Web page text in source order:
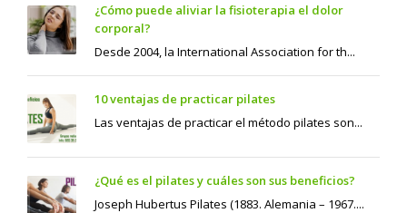
¿Cómo puede aliviar la fisioterapia el dolor
corporal?
Desde 2004, la International Association for th...
10 ventajas de practicar pilates
Las ventajas de practicar el método pilates son...
¿Qué es el pilates y cuáles son sus beneficios?
Joseph Hubertus Pilates (1883. Alemania – 1967....